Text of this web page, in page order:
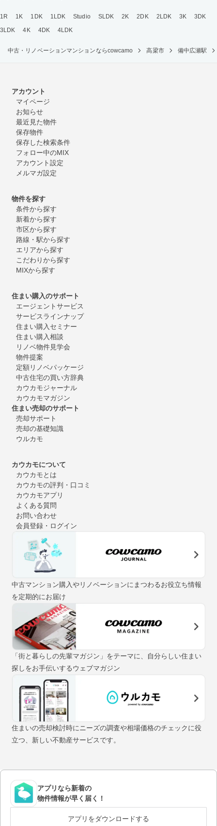
1R 1K 1DK 1LDK Studio SLDK 2K 2DK 2LDK 3K
3DK
3LDK
4K 4DK 4LDK
中古・リノベーションマンションならcowcamo 高梁市 備中広瀬駅
アカウント
マイページ
お知らせ
最近見た物件
保存物件
保存した検索条件
フォロー中のMIX
アカウント設定
メルマガ設定
物件を探す
条件から探す
新着から探す
市区から探す
路線・駅から探す
エリアから探す
こだわりから探す
MIXから探す
住まい購入のサポート
エージェントサービス
サービスラインナップ
住まい購入セミナー
住まい購入相談
リノベ物件見学会
物件提案
定額リノベパッケージ
中古住宅の買い方辞典
カウカモジャーナル
カウカモマガジン
住まい売却のサポート
売却サポート
売却の基礎知識
ウルカモ
カウカモについて
カウカモとは
カウカモの評判・口コミ
カウカモアプリ
よくある質問
お問い合わせ
会員登録・ログイン
中古マンション購入やリノベーションにまつわるお役立ち情報
を定期的にお届け
「街と暮らしの先輩マガジン」をテーマに、自分らしい住まい
探しをお手伝いするウェブマガジン
住まいの売却検討時にニーズの調査や相場価格のチェックに役
立つ、新しい不動産サービスです。
アプリなら新着の
物件情報が早く届く！
アプリをダウンロードする